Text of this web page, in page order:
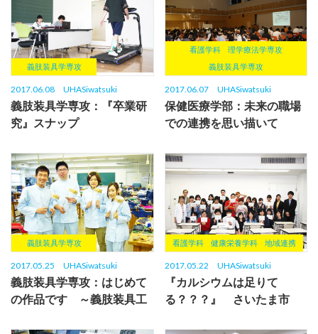
義肢装具学専攻
2017.06.08 UHASiwatsuki
義肢装具学専攻：『卒業研
究』スナップ
看護学科
理学療法学専攻
義肢装具学専攻
2017.06.07 UHASiwatsuki
保健医療学部：未来の職場
での連携を思い描いて
義肢装具学専攻
2017.05.25 UHASiwatsuki
義肢装具学専攻：はじめて
の作品です ～義肢装具工
看護学科 健康栄養学科 地域連携
2017.05.22 UHASiwatsuki
『カルシウムは足りて
る？？？』 さいたま市